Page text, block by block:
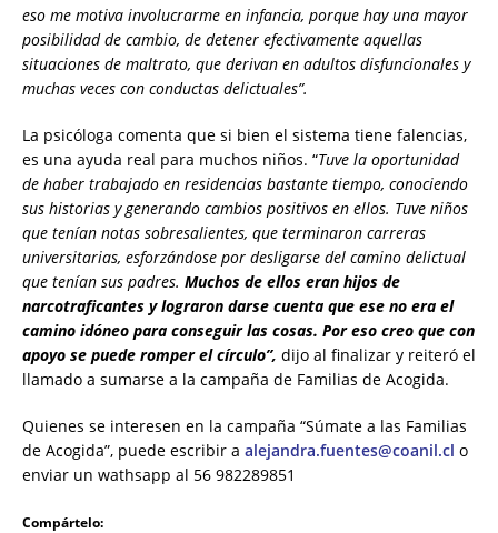
eso me motiva involucrarme en infancia, porque hay una mayor
posibilidad de cambio, de detener efectivamente aquellas
situaciones de maltrato, que derivan en adultos disfuncionales y
muchas veces con conductas delictuales”.
La psicóloga comenta que si bien el sistema tiene falencias,
es una ayuda real para muchos niños. “Tuve la oportunidad
de haber trabajado en residencias bastante tiempo, conociendo
sus historias y generando cambios positivos en ellos. Tuve niños
que tenían notas sobresalientes, que terminaron carreras
universitarias, esforzándose por desligarse del camino delictual
que tenían sus padres. Muchos de ellos eran hijos de
narcotraficantes y lograron darse cuenta que ese no era el
camino idóneo para conseguir las cosas. Por eso creo que con
apoyo se puede romper el círculo”, dijo al finalizar y reiteró el
llamado a sumarse a la campaña de Familias de Acogida.
Quienes se interesen en la campaña “Súmate a las Familias
de Acogida”, puede escribir a alejandra.fuentes@coanil.cl o
enviar un wathsapp al 56 982289851
Compártelo: